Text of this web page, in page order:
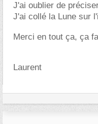
J'ai oublier de
J'ai collé la Lune sur
Merci en tout ça, ça
Laurent